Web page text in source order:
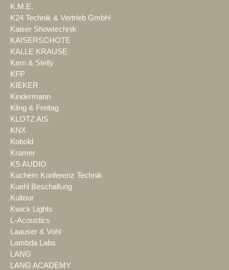
K.M.E.
K24 Technik & Vertrieb GmbH
Kaiser Showtechnik
KAISERSCHOTE
KALLE KRAUSE
Kern & Stelly
KFP
KIEKER
Kindermann
Kling & Freitag
KLOTZ AIS
KNX
Kobold
Kramer
KS AUDIO
Kuchem Konferenz Technik
Kuehl Beschallung
Kultour
Kwick Lights
L-Acoustics
Laauser & Vohl
Lambda Labs
LANG
LANG ACADEMY